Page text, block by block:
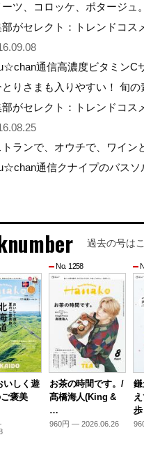
ーツ、コロッケ、ポタージュ
部がセレクト：トレンドコ
通信高濃度ビタミンC
とりさまも入りやすい！ 旬の
部がセレクト：トレンドコ
トランで、オウチで、ワイン
通信クナイプのバスソ
過去の号は
いしく遊
褒美
No. 1258
お茶の時間です。/
髙橋海人(King &
…
960円 — 2026.06.26